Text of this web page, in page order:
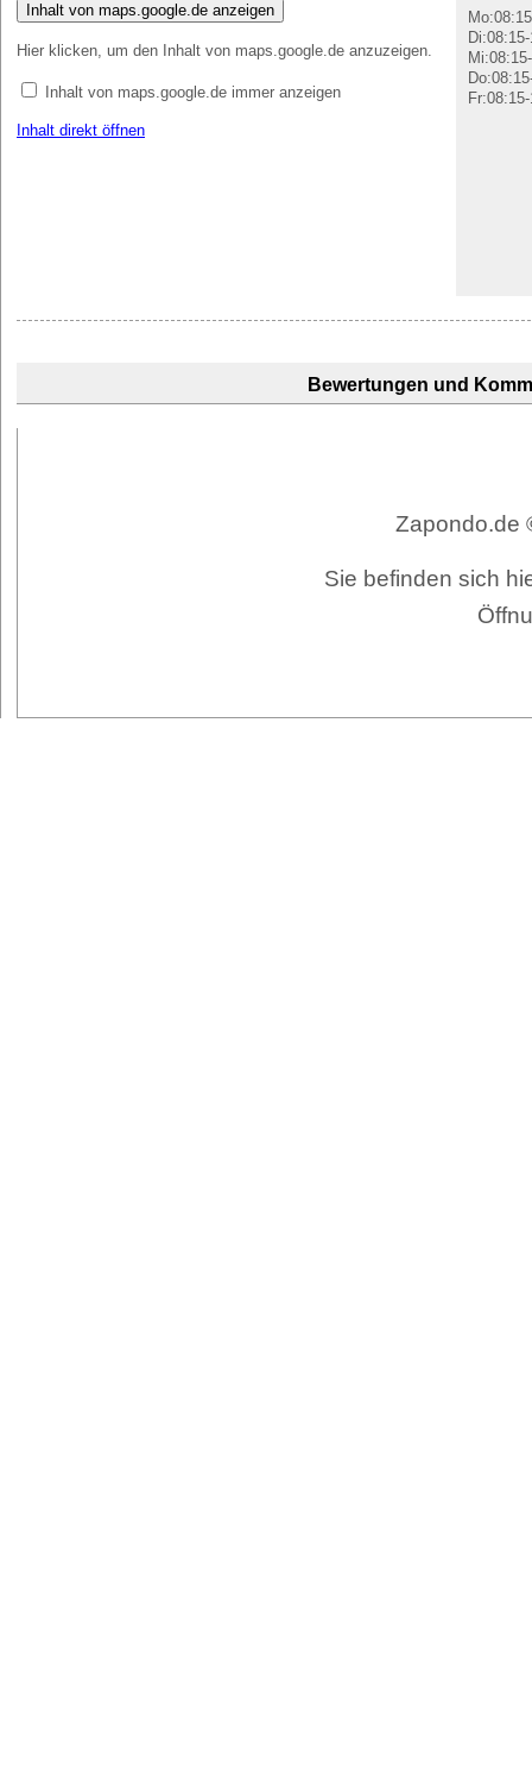
Inhalt von maps.google.de anzeigen
Hier klicken, um den Inhalt von maps.google.de anzuzeigen.
Inhalt von maps.google.de immer anzeigen
Inhalt direkt öffnen
Bewertungen und
Zapondo.de
Sie befinden sich